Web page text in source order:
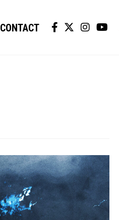
CONTACT